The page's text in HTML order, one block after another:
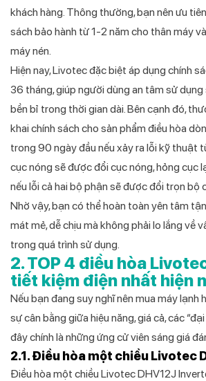
khách hàng. Thông thường, bạn nên ưu
sách bảo hành từ 1-2 năm cho thân máy
máy nén.
Hiện nay, Livotec đặc biệt áp dụng chính
36 tháng, giúp người dùng an tâm sử dụng
bền bỉ trong thời gian dài. Bên cạnh đó,
khai chính sách cho sản phẩm điều hòa
trong 90 ngày đầu nếu xảy ra lỗi kỹ thuật
cục nóng sẽ được đổi cục nóng, hỏng cục
nếu lỗi cả hai bộ phận sẽ được đổi trọn bộ
Nhờ vậy, bạn có thể hoàn toàn yên tâm
mát mẻ, dễ chịu mà không phải lo lắng về
trong quá trình sử dụng.
2. TOP 4 điều hòa
tiết kiệm điện nhất hiện
Nếu bạn đang suy nghĩ nên mua máy lạnh
sự cân bằng giữa hiệu năng, giá cả, các
đây chính là những ứng cử viên sáng giá
2.1. Điều hòa một chiều Livotec
Điều hòa một chiều Livotec DHV12J